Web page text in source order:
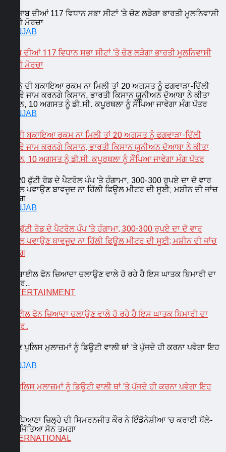
PUNJAB
ਪੰਜਾਬ ਦੀਆਂ 117 ਵਿਧਾਨ ਸਭਾ ਸੀਟਾਂ ‘ਤੇ ਚੋਣ ਲੜੇਗਾ ਭਾਰਤੀ ਮੂਲਨਿਵਾਸੀ
ਮੁਕਤੀ ਮੋਰਚਾ
PUNJAB
ਗੰਨੇ ਦੀ ਬਕਾਇਆ ਰਕਮ ਨਾ ਮਿਲੀ ਤਾਂ 20 ਅਗਸਤ ਨੂੰ ਫਗਵਾੜਾ-ਦਿੱਲੀ
ਹਾਈਵੇ ਜਾਮ ਕਰਨਗੇ ਕਿਸਾਨ, ਭਾਰਤੀ ਕਿਸਾਨ ਯੂਨੀਅਨ ਦੋਆਬਾ ਨੇ ਕੀਤਾ
ਐਲਾਨ, 10 ਅਗਸਤ ਨੂੰ ਡੀ.ਸੀ. ਕਪੂਰਥਲਾ ਨੂੰ ਸੌਂਪਿਆ ਜਾਵੇਗਾ ਮੰਗ ਪੱਤਰ
PUNJAB
120 ਫੁੱਟੀ ਰੋਡ ਦੇ ਪੈਟਰੋਲ ਪੰਪ ‘ਤੇ ਹੰਗਾਮਾ, 300-300 ਰੁਪਏ ਦਾ ਦੋ ਵਾਰ
ਪੈਟਰੋਲ ਪਵਾਉਣ ਬਾਵਜੂਦ ਨਾ ਹਿੱਲੀ ਫਿਊਲ ਮੀਟਰ ਦੀ ਸੂਈ; ਮਸ਼ੀਨ ਦੀ ਜਾਂਚ
ਦੀ ਮੰਗ
ENTERTAINMENT
ਮੋਬਾਈਲ ਫੋਨ ਜ਼ਿਆਦਾ ਚਲਾਉਣ ਵਾਲੇ ਹੋ ਰਹੇ ਹੈ ਇਸ ਘਾਤਕ ਬਿਮਾਰੀ ਦਾ
ਸ਼ਿਕਾਰ..
PUNJAB
ਹੁਣ ਪੁਲਿਸ ਮੁਲਾਜ਼ਮਾਂ ਨੂੰ ਡਿਊਟੀ ਵਾਲੀ ਥਾਂ ‘ਤੇ ਪੁੱਜਦੇ ਹੀ ਕਰਨਾ ਪਵੇਗਾ ਇਹ
INTERNATIONAL